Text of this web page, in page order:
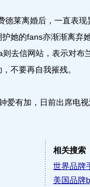
莱离婚后，一直表现
她的fans亦渐渐离弃
去信网站，表示对布
不要再自我摧残。
有加，日前出席电视
相关搜索
世界品牌
美国品牌